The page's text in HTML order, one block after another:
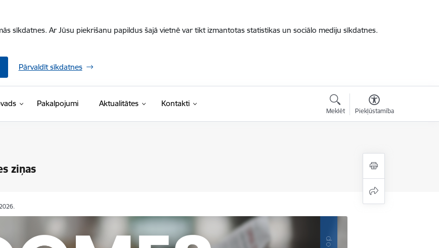
sīkdatnes. Ar Jūsu piekrišanu papildus šajā vietnē var tikt izmantotas statistikas un sociālo mediju sīkdatnes.
Pārvaldīt sīkdatnes
Pakalpojumi Aktualitātes Kontakti
Meklēt Piekļūstamība
ziņas